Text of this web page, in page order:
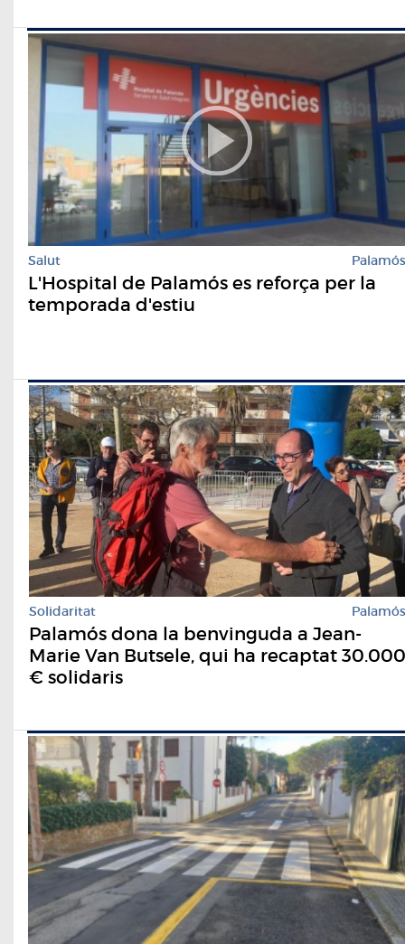
Salut Palamós
L'Hospital de Palamós es reforça per la
temporada d'estiu
Solidaritat Palamós
Palamós dona la benvinguda a Jean-
Marie Van Butsele, qui ha recaptat 30.000
€ solidaris